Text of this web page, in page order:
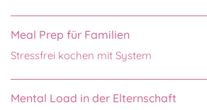
Meal Prep für Familien
Stressfrei kochen mit System
Mental Load in der Elternschaft